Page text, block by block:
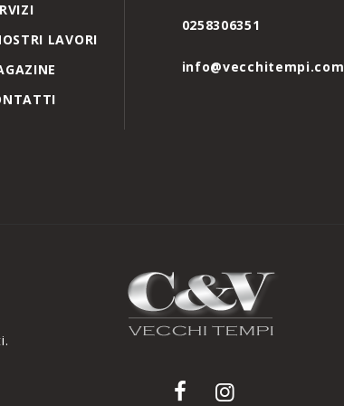
LAVORI
0258306351
info@vecchitempi.com